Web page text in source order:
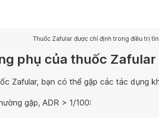
Thuốc Zafular được chỉ định trong điều trị
phụ của thuốc Zafular
Zafular, bạn có thể gặp các tác dụng
gặp, ADR > 1/100: